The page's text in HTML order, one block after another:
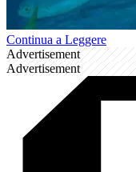
Continua a Leggere
Advertisement
Advertisement